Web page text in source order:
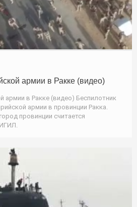
армии в Ракке (видео)
армии в Ракке (видео) Беспилотник
армии в провинции Ракка.
провинции считается